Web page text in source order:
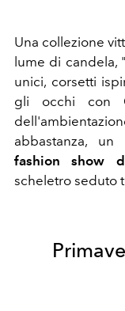
Una collezione
lume di candela, "
unici, corsetti
gli occhi con
abbastanza,
fashion show
scheletro seduto